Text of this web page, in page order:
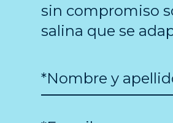
sin compromiso
salina que se